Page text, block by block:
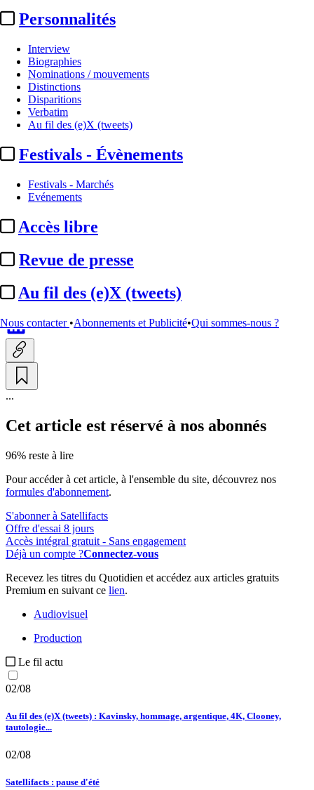
Personnalités
Interview
Biographies
Nominations / mouvements
Distinctions
Disparitions
Verbatim
Au fil des (e)X (tweets)
Festivals - Évènements
Festivals - Marchés
Evénements
Accès libre
Revue de presse
Au fil des (e)X (tweets)
Nous contacter •Abonnements et Publicité•Qui sommes-nous ?
Apple TV :
série thriller avec Julia Garner
dans ...
ParYvane Dréant
...
Cet article est réservé à nos abonnés
96% reste à lire
Pour accéder à cet article, à l'ensemble du site, découvrez nos
formules d'abonnement.
S'abonner à Satellifacts
Offre d'essai 8 jours
Accès intégral gratuit - Sans engagement
Déjà un compte ?Connectez-vous
Recevez les titres du Quotidien et accédez aux articles gratuits
Premium en suivant ce lien.
Audiovisuel
Production
Le fil actu
02/08
Au fil des (e)X (tweets) : Kavinsky, hommage, argentique, 4K, Clooney,
tautologie...
02/08
Satellifacts : pause d'été